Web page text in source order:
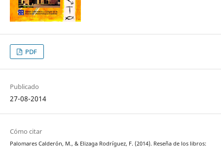
PDF
Publicado
27-08-2014
Cómo citar
Palomares Calderón, M., & Elizaga Rodríguez, F. (2014). Reseña de los libros: